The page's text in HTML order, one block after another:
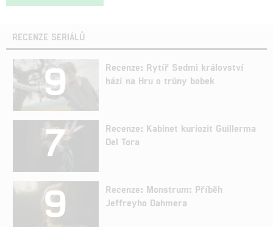
RECENZE SERIÁLŮ
9
Recenze: Rytíř Sedmi království
hází na Hru o trůny bobek
7
Recenze: Kabinet kuriozit Guillerma
Del Tora
9
Recenze: Monstrum: Příběh
Jeffreyho Dahmera